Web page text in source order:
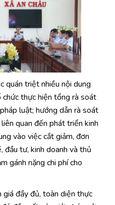
quán triệt nhiều nội dung
thực hiện tổng rà soát
luật; hướng dẫn rà soát
quan đến phát triển kinh
vào việc cắt giảm, đơn
đầu tư, kinh doanh và thủ
gánh nặng chi phí cho
đầy đủ, toàn diện thực